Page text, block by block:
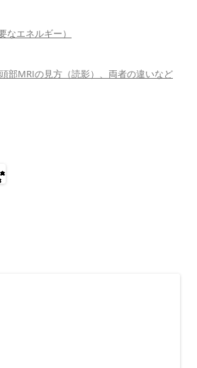
なエネルギー）
部MRIの見方（読影）、両者の違いなど